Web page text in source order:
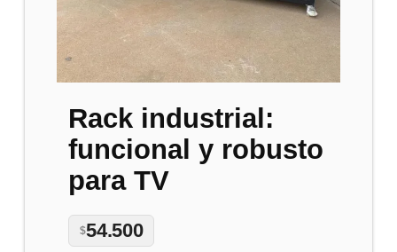
Rack industrial:
funcional y robusto
para TV
$54.500